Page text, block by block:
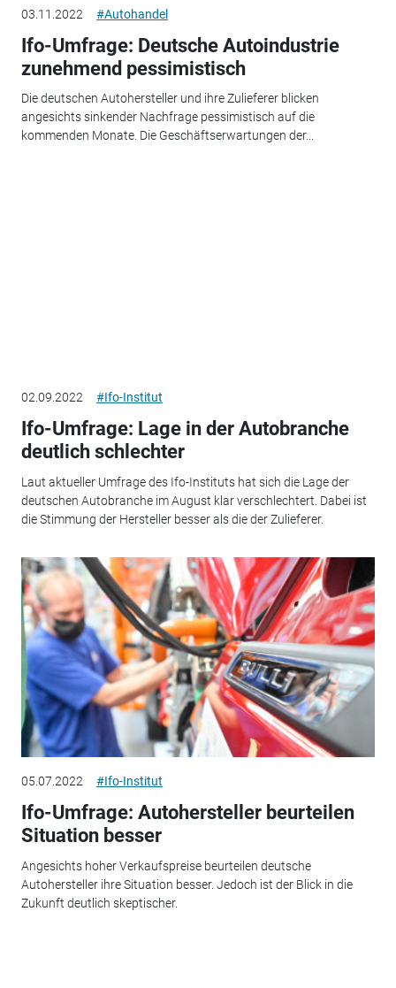
03.11.2022 #Autohandel
Ifo-Umfrage: Deutsche Autoindustrie
zunehmend pessimistisch
Die deutschen Autohersteller und ihre Zulieferer blicken
angesichts sinkender Nachfrage pessimistisch auf die
kommenden Monate. Die Geschäftserwartungen der...
02.09.2022 #Ifo-Institut
Ifo-Umfrage: Lage in der Autobranche
deutlich schlechter
Laut aktueller Umfrage des Ifo-Instituts hat sich die Lage der
deutschen Autobranche im August klar verschlechtert. Dabei ist
die Stimmung der Hersteller besser als die der Zulieferer.
05.07.2022 #Ifo-Institut
Ifo-Umfrage: Autohersteller beurteilen
Situation besser
Angesichts hoher Verkaufspreise beurteilen deutsche
Autohersteller ihre Situation besser. Jedoch ist der Blick in die
Zukunft deutlich skeptischer.